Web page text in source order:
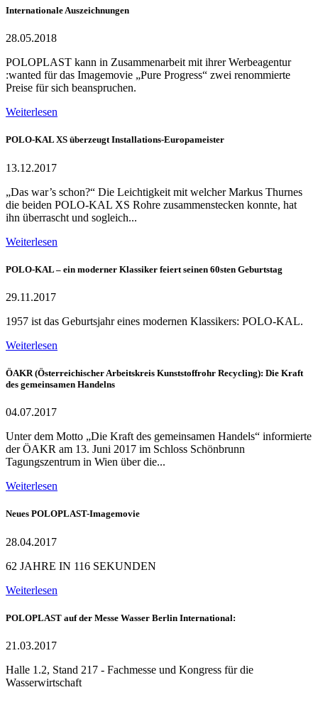
Internationale Auszeichnungen
28.05.2018
POLOPLAST kann in Zusammenarbeit mit ihrer Werbeagentur
:wanted für das Imagemovie „Pure Progress“ zwei renommierte
Preise für sich beanspruchen.
Weiterlesen
POLO-KAL XS überzeugt Installations-Europameister
13.12.2017
„Das war’s schon?“ Die Leichtigkeit mit welcher Markus Thurnes
die beiden POLO-KAL XS Rohre zusammenstecken konnte, hat
ihn überrascht und sogleich...
Weiterlesen
POLO-KAL – ein moderner Klassiker feiert seinen 60sten Geburtstag
29.11.2017
1957 ist das Geburtsjahr eines modernen Klassikers: POLO-KAL.
Weiterlesen
ÖAKR (Österreichischer Arbeitskreis Kunststoffrohr Recycling): Die Kraft
des gemeinsamen Handelns
04.07.2017
Unter dem Motto „Die Kraft des gemeinsamen Handels“ informierte
der ÖAKR am 13. Juni 2017 im Schloss Schönbrunn
Tagungszentrum in Wien über die...
Weiterlesen
Neues POLOPLAST-Imagemovie
28.04.2017
62 JAHRE IN 116 SEKUNDEN
Weiterlesen
POLOPLAST auf der Messe Wasser Berlin International:
21.03.2017
Halle 1.2, Stand 217 - Fachmesse und Kongress für die
Wasserwirtschaft